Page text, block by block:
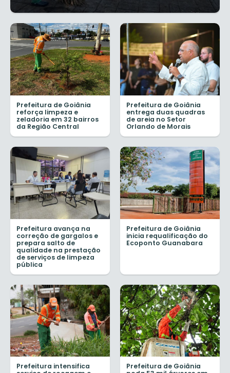
Prefeitura de Goiânia
reforça limpeza e
zeladoria em 32 bairros
da Região Central
Prefeitura de Goiânia
entrega duas quadras
de areia no Setor
Orlando de Morais
Prefeitura avança na
correção de gargalos e
prepara salto de
qualidade na prestação
de serviços de limpeza
pública
Prefeitura de Goiânia
inicia requalificação do
Ecoponto Guanabara
Prefeitura intensifica
Prefeitura de Goiânia